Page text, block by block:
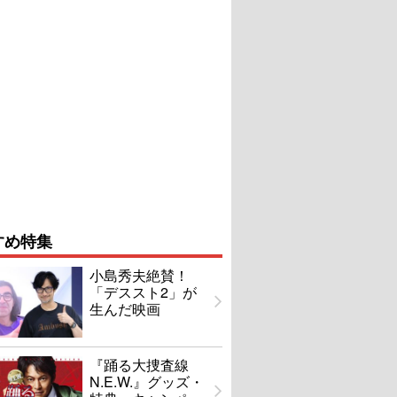
特集
小島秀夫絶賛！
「デススト2」が
生んだ映画
『踊る大捜査線
N.E.W.』グッズ・